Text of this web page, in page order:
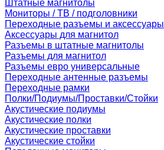
Штатные магнитолы
Мониторы / ТВ / подголовники
Переходные разъемы и аксессуары
Аксессуары для магнитол
Разъемы в штатные магнитолы
Разъемы для магнитол
Разъемы евро универсальные
Переходные антенные разъемы
Переходные рамки
Полки/Подиумы/Проставки/Стойки
Акустические подиумы
Акустические полки
Акустические проставки
Акустические стойки